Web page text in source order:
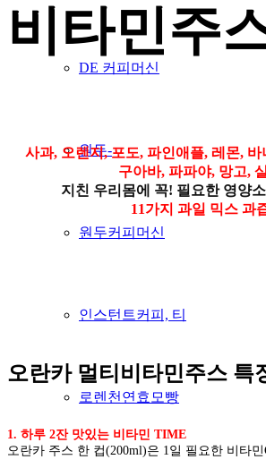
DE 커피머신
원두-
원두커피머신
인스턴트커피, 티
로렌천연효모빵
비타민주
사과, 오렌지, 포도, 파인애플, 레몬,
구아바, 파파야, 망고,
지친 우리몸에 꼭! 필요한 영양
11가지 과일 믹스 과
오란카 멀티비타민주스 특
1. 하루 2잔 맛있는 비타민 TIME
오란카 주스 한 컵(200ml)은 1일 필요한 비타